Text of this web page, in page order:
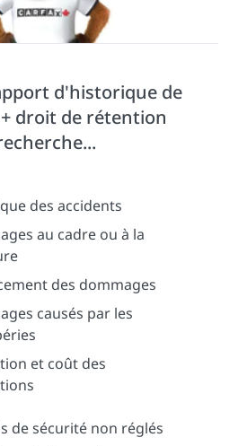
d'historique de
droit de rétention
des accidents
au cadre ou à la
des dommages
causés par les
et coût des
de sécurité non réglés